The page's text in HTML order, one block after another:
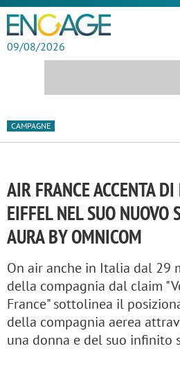
09/08/2026
CAMPAGNE
AIR FRANCE ACCENTA
EIFFEL NEL SUO NUOVO
AURA BY OMNICOM
On air anche in Italia dal 29
della compagnia dal claim
France" sottolinea il
della compagnia aerea
una donna e del suo infinito